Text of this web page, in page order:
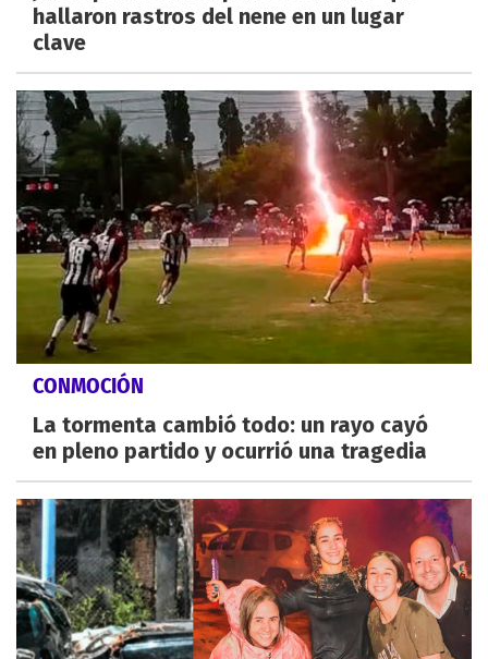
hallaron rastros del nene en un lugar
clave
CONMOCIÓN
La tormenta cambió todo: un rayo cayó
en pleno partido y ocurrió una tragedia